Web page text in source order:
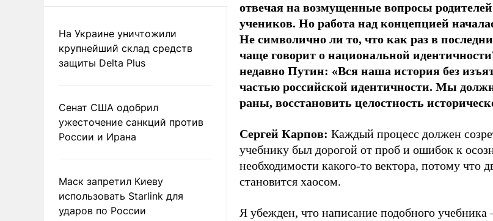
На Украине уничтожили
крупнейший склад средств
защиты Delta Plus
Сенат США одобрил
ужесточение санкций против
России и Ирана
Маск запретил Киеву
использовать Starlink для
ударов по России
отвечая на возмущенные вопросы
учеников. Но работа над концепцией
Не символично ли то, что как раз в
чаще говорит о национальной
недавно Путин: «Вся наша история без
частью российской идентичности. Мы
раны, восстановить целостность
Сергей Карпов: Каждый процесс должен
учебнику был дорогой от проб и ошибок к
необходимости какого-то вектора, потому что
становится хаосом.
Я убежден, что написание подобного учебника